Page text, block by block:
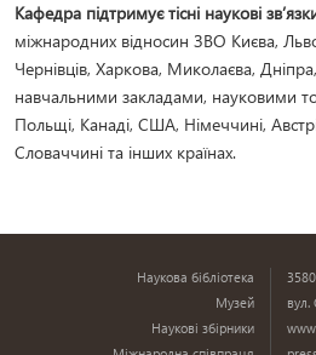
Кафедра підтримує тісні наукові
міжнародних відносин ЗВО Києва,
Чернівців, Харкова, Миколаєва,
навчальними закладами, науковими
Польщі, Канаді, США, Німеччині,
Словаччині та інших країнах.
Наукова бібліотека
Музей
Наукові збірники
вул.